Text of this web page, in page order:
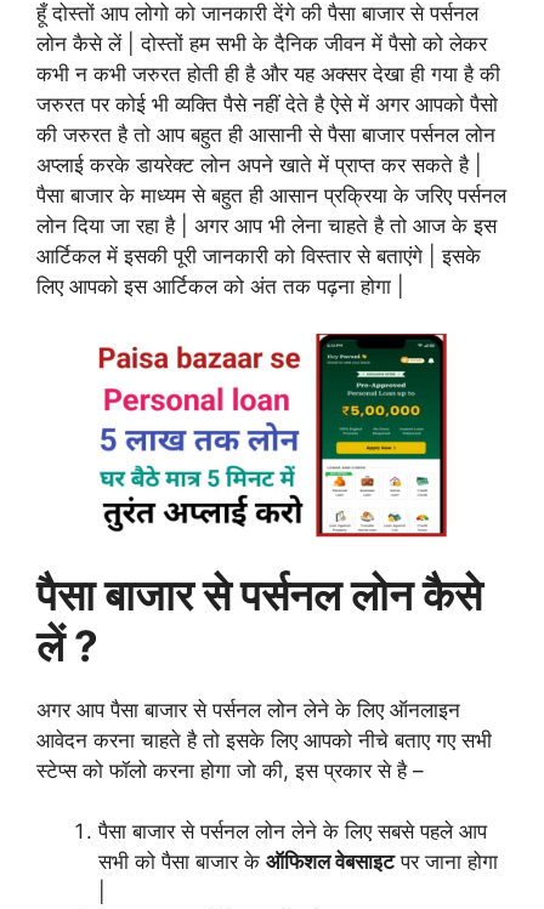
हूँ दोस्तों आप लोगो को जानकारी देंगे की पैसा बाजार से पर्सनल
लोन कैसे लें | दोस्तों हम सभी के दैनिक जीवन में पैसो को लेकर
कभी न कभी जरुरत होती ही है और यह अक्सर देखा ही गया है की
जरुरत पर कोई भी व्यक्ति पैसे नहीं देते है ऐसे में अगर आपको पैसो
की जरुरत है तो आप बहुत ही आसानी से पैसा बाजार पर्सनल लोन
अप्लाई करके डायरेक्ट लोन अपने खाते में प्राप्त कर सकते है |
पैसा बाजार के माध्यम से बहुत ही आसान प्रक्रिया के जरिए पर्सनल
लोन दिया जा रहा है | अगर आप भी लेना चाहते है तो आज के इस
आर्टिकल में इसकी पूरी जानकारी को विस्तार से बताएंगे | इसके
लिए आपको इस आर्टिकल को अंत तक पढ़ना होगा |
पैसा बाजार से पर्सनल लोन कैसे
लें ?
अगर आप पैसा बाजार से पर्सनल लोन लेने के लिए ऑनलाइन
आवेदन करना चाहते है तो इसके लिए आपको नीचे बताए गए सभी
स्टेप्स को फॉलो करना होगा जो की, इस प्रकार से है –
पैसा बाजार से पर्सनल लोन लेने के लिए सबसे पहले आप
सभी को पैसा बाजार के ऑफिशल वेबसाइटपर जाना होगा